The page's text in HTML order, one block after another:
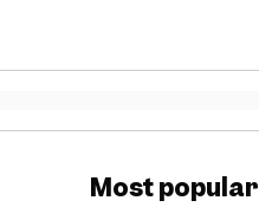
Most popular